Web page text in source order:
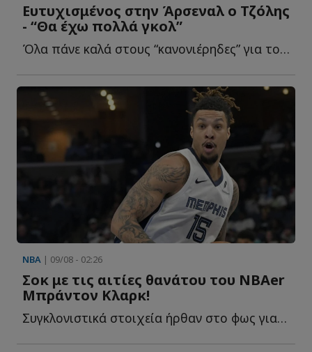
Ευτυχισμένος στην Άρσεναλ ο Τζόλης
- “Θα έχω πολλά γκολ”
Όλα πάνε καλά στους “κανονιέρηδες” για τον δ...
NBA | 09/08 - 02:26
Σοκ με τις αιτίες θανάτου του ΝΒΑer
Μπράντον Κλαρκ!
Συγκλονιστικά στοιχεία ήρθαν στο φως για τον πρόωρο θ...